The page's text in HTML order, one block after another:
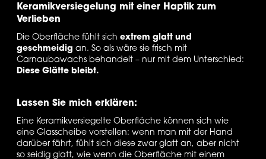
Keramikversiegelung mit einer Haptik zum
Verlieben
Die Oberfläche fühlt sich extrem glatt und
geschmeidig an. So als wäre sie frisch mit
Carnaubawachs behandelt – nur mit dem Unterschied:
Diese Glätte bleibt.
Lassen Sie mich erklären:
Eine Keramikversiegelte Oberfläche können sich wie
eine Glasscheibe vorstellen: wenn man mit der Hand
darüber fährt, fühlt sich diese zwar glatt an, aber nicht
so seidig glatt, wie wenn die Oberfläche mit einem